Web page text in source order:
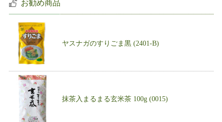
お勧め商品
ヤスナガのすりごま黒 (2401-B)
抹茶入まるまる玄米茶 100g (0015)